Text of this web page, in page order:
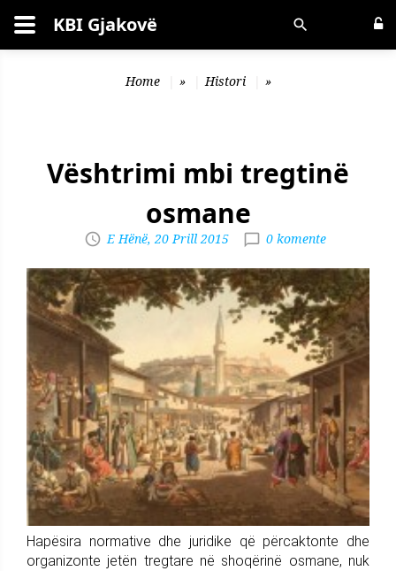
Kërko KBI Gjakovë
Home » Histori »
Vështrimi mbi tregtinë
osmane
E Hënë, 20 Prill 2015 0 komente
Hapësira normative dhe juridike që përcaktonte dhe
organizonte jetën tregtare në shoqërinë osmane, nuk